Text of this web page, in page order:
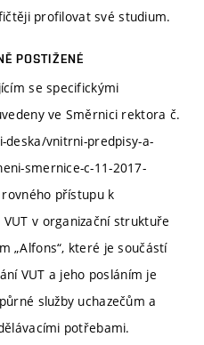
profilovat své studium.
POSTIŽENÉ
se specifickými
ve Směrnici rektora č.
vnitrni-predpisy-a-
smernice-c-11-2017-
přístupu k
v organizační struktuře
„Alfons“, které je součástí
VUT a jeho posláním je
služby uchazečům a
potřebami.